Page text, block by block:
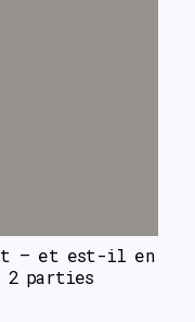
– et est-il en
2 parties